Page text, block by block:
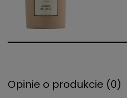
Opinie o produkcie (0)